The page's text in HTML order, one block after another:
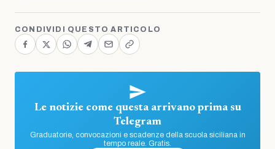
CONDIVIDI QUESTO ARTICOLO
Le notizie come questa arrivano prima su
Telegram
Graduatorie, convocazioni e scadenze della scuola siciliana in
tempo reale. Gratis.